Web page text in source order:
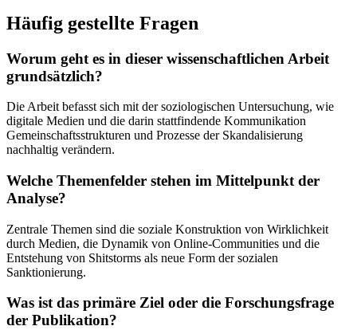
Häufig gestellte Fragen
Worum geht es in dieser wissenschaftlichen Arbeit
grundsätzlich?
Die Arbeit befasst sich mit der soziologischen Untersuchung, wie
digitale Medien und die darin stattfindende Kommunikation
Gemeinschaftsstrukturen und Prozesse der Skandalisierung
nachhaltig verändern.
Welche Themenfelder stehen im Mittelpunkt der
Analyse?
Zentrale Themen sind die soziale Konstruktion von Wirklichkeit
durch Medien, die Dynamik von Online-Communities und die
Entstehung von Shitstorms als neue Form der sozialen
Sanktionierung.
Was ist das primäre Ziel oder die Forschungsfrage
der Publikation?